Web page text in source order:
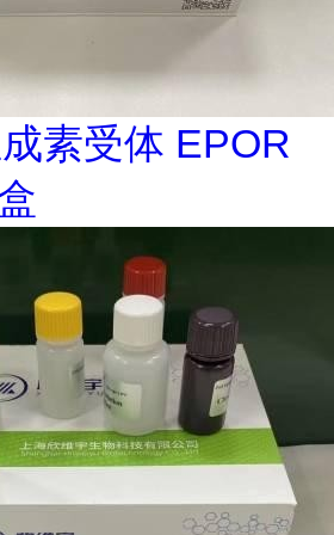
素受体 EPOR